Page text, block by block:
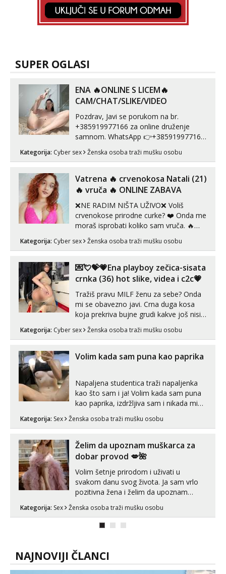
SUPER OGLASI
ENA 🔥ONLINE S LICEM🔥
CAM/CHAT/SLIKE/VIDEO
Pozdrav, Javi se porukom na br.
+385919977166 za online druženje
samnom. WhatsApp 👉+385919977166
Telegram 👉@enafriedrichkis Radim
videopozive s licem, solo i s partnerom,
kombinacije halteri, haljine, štikle,
samostojeće itd. Nudim svakakva videa
Kategorija: Cyber sex Ženska osoba traži mušku osobu
Vatrena ‎️‍🔥 crvenokosa Natali (21)
‎️‍🔥 vruča‎ ️‍🔥 ONLINE ZABAVA
❌NE RADIM NIŠTA UŽIVO❌ Voliš
crvenokose prirodne curke? ❤️ Onda me
moraš isprobati koliko sam vruča.‎ ️‍🔥
MLADA vražica koja ima 100%
prorodne grudi, 💦 Misli su mi uvijek
U mojoj raznolikoj ponudi možeš
pranaći nešto po svojoj mjeri. Sexi videa
s kolegica...
Kategorija: Cyber sex Ženska osoba traži mušku osobu
💌💘💝💗Ena playboy zečica-sisata
crnka (36) hot slike, videa i c2c💗
Tražiš pravu MILF ženu za sebe? Onda
mi se obavezno javi. Crna duga kosa
koja prekriva bujne grudi kakve još nisi
vidio, čista ŠESTICA! A usne? O usnama
bolje da ni ne pričam. Prave pune usne
vjeruj mi, takve još nisi vidio. Uvijek sam
spremna za ONLOINE zabavu...
Kategorija: Cyber sex Ženska osoba traži mušku osobu
Volim kada sam puna kao paprika
Napaljena studentica traži napaljenka
kao što sam i ja! Volim kada sam puna
kao paprika, izdržljiva sam i nikada mi
puta dnevno bilo kad i bilo gdje zato se
link ispod i nadji me tamo, cekam te!
Kategorija: Sex Ženska osoba traži mušku osobu
Želim da upoznam muškarca za
dobar provod 💋🌺
Volim šetnje prirodom i uživati u
svakom danu svog života. Ja sam vrlo
pozitivna žena i želim da upoznam
može i nešto više.💋🌺 Klikni na link
ispod i nadji me tamo, cekam te!
Kategorija: Sex Ženska osoba traži mušku osobu
NAJNOVIJI ČLANCI